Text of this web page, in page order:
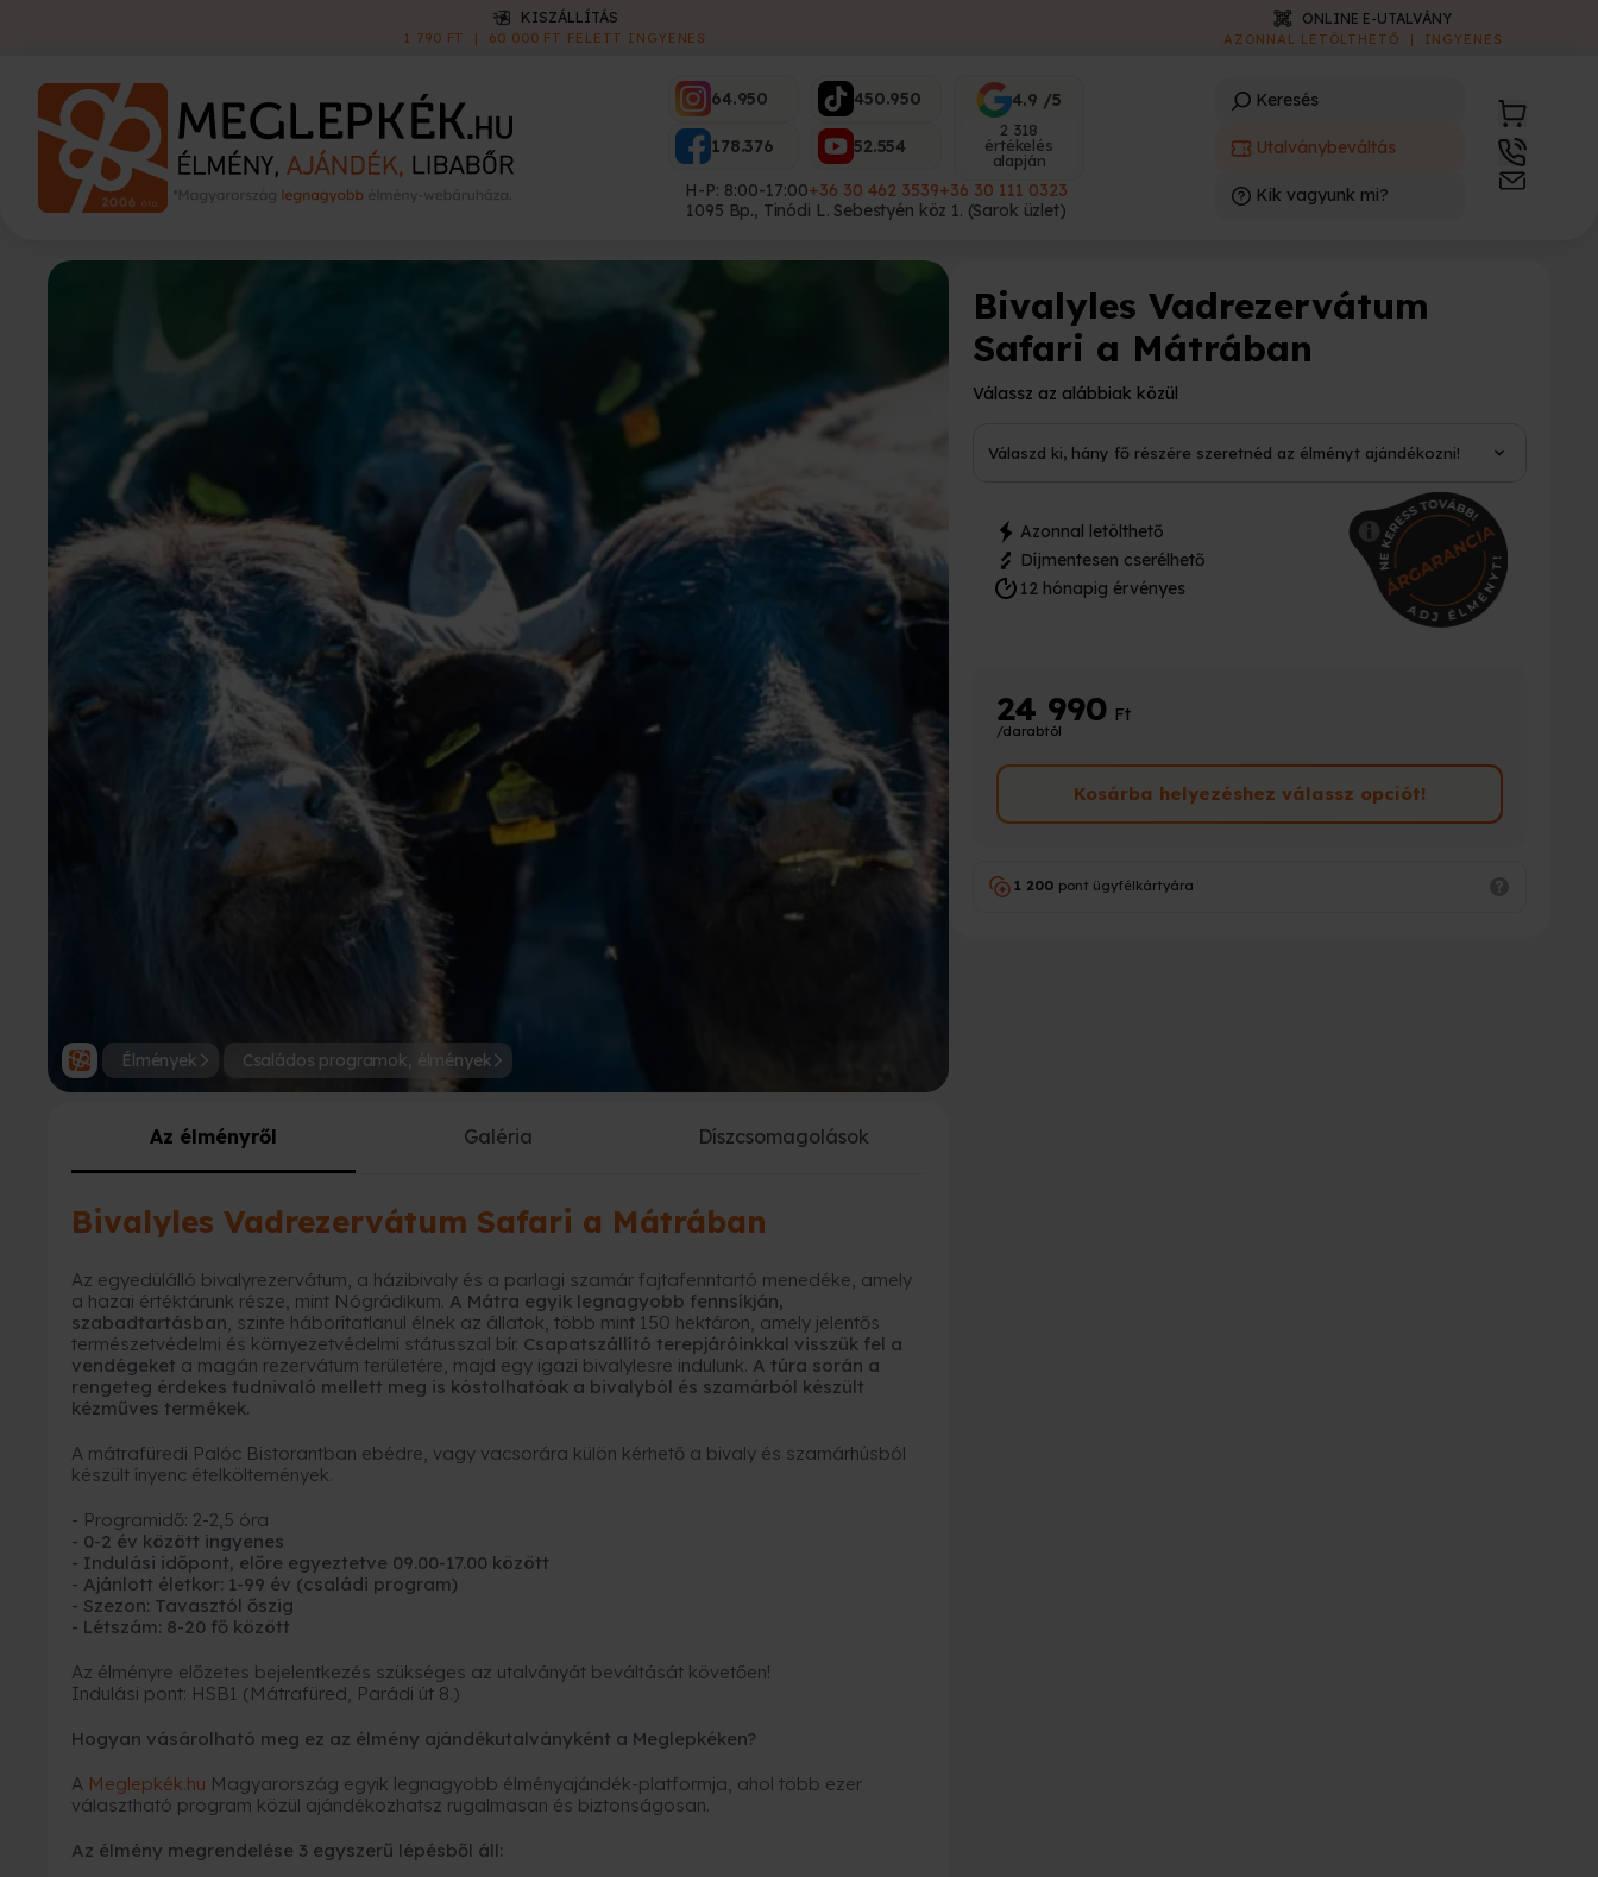
60 000 FT FELETT INGYENES
ONLINE E-UTALVÁNY
AZONNAL LETÖLTHETŐ | INGYENES
64.950
178.376
450.950
52.554
4.9 /5
2 318
értékelés
alapján
H-P: 8:00-17:00+36 30 462 3539+36 30 111 0323
1095 Bp., Tinódi L. Sebestyén köz 1. (Sarok üzlet)
Keresés
Utalványbeváltás
Kik vagyunk mi?
Élmények Családos programok, élmények
Az élményről Galéria Díszcsomagolások
Bivalyles Vadrezervátum Safari a Mátrában
Az egyedülálló bivalyrezervátum, a házibivaly és a parlagi szamár fajtafenntartó menedéke, amely
a hazai értéktárunk része, mint Nógrádikum. A Mátra egyik legnagyobb fennsíkján,
szabadtartásban, szinte háborítatlanul élnek az állatok, több mint 150 hektáron, amely jelentős
természetvédelmi és környezetvédelmi státusszal bír. Csapatszállító terepjáróinkkal visszük fel a
vendégeket a magán rezervátum területére, majd egy igazi bivalylesre indulunk. A túra során a
rengeteg érdekes tudnivaló mellett meg is kóstolhatóak a bivalyból és szamárból készült
kézműves termékek.
A mátrafüredi Palóc Bistorantban ebédre, vagy vacsorára külön kérhető a bivaly és szamárhúsból
készült ínyenc ételköltemények.
- Programidő: 2-2,5 óra
- 0-2 év között ingyenes
- Indulási időpont, előre egyeztetve 09.00-17.00 között
- Ajánlott életkor: 1-99 év (családi program)
- Szezon: Tavasztól őszig
- Létszám: 8-20 fő között
Az élményre előzetes bejelentkezés szükséges az utalványát beváltását követően!
Indulási pont: HSB1 (Mátrafüred, Parádi út 8.)
Hogyan vásárolható meg ez az élmény ajándékutalványként a Meglepkéken?
A Meglepkék.hu Magyarország egyik legnagyobb élményajándék-platformja, ahol több ezer
választható program közül ajándékozhatsz rugalmasan és biztonságosan.
Az élmény megrendelése 3 egyszerű lépésből áll:
Bivalyles Vadrezervátum
Safari a Mátrában
Válassz az alábbiak közül
Válaszd ki, hány fő részére szeretnéd az élményt ajándékozni!
Azonnal letölthető
Díjmentesen cserélhető
12 hónapig érvényes
24 990Ft
/darabtól
Kosárba helyezéshez válassz opciót!
1 200 pont ügyfélkártyára